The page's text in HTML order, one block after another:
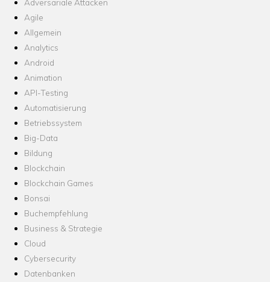
Agile
Allgemein
Analytics
Android
Animation
API-Testing
Automatisierung
Betriebssystem
Big-Data
Bildung
Blockchain
Blockchain Games
Bonsai
Buchempfehlung
Business & Strategie
Cloud
Cybersecurity
Datenbanken